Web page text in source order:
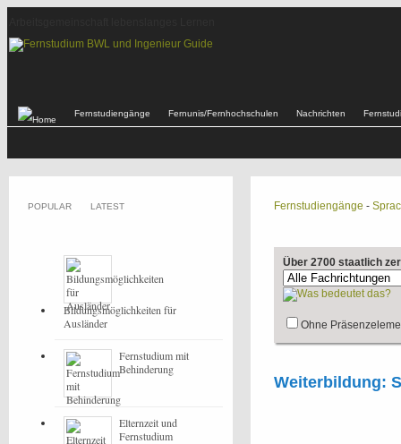
Fernstudiengänge Fernunis/Fernhochschulen Nachrichten
Fernstudiengänge -
Über 2700 staatlich
Ohne
Weiterbildung:
POPULAR LATEST
Bildungsmöglichkeiten für
Ausländer
Fernstudium mit
Behinderung
Elternzeit und
Fernstudium